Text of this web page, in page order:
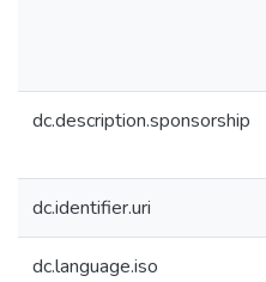
dc.description.sponsorship
dc.identifier.uri
dc.language.iso